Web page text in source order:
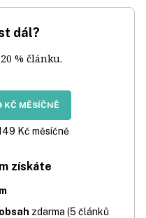
dál?
% článku.
KČ MĚSÍČNĚ
Kč měsíčně
získáte
zdarma (5 článků